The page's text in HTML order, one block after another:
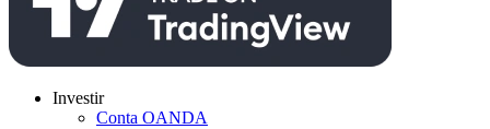
Investir
Conta OANDA